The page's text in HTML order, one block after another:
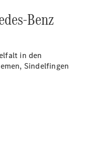
in den
Sindelfingen